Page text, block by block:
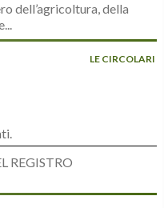
dell’agricoltura, della
LE CIRCOLARI
REGISTRO